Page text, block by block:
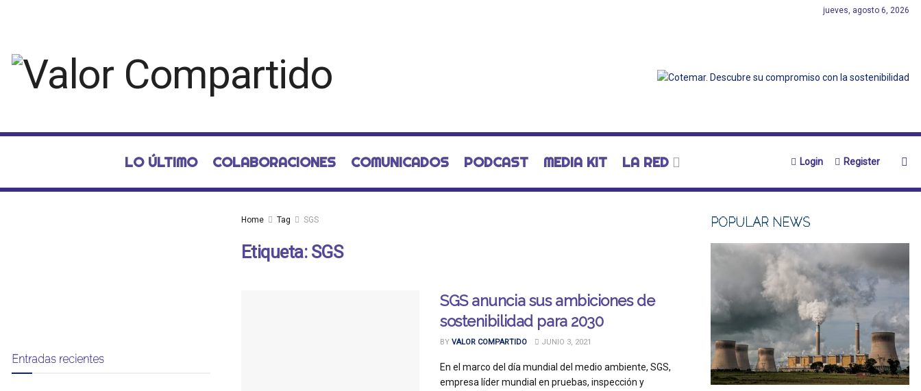
jueves, agosto 6, 2026
LO ÚLTIMO COLABORACIONES COMUNICADOS PODCAST MEDIA KIT LA RED Login Register
Home Tag SGS
Etiqueta: SGS
SGS anuncia sus ambiciones de
sostenibilidad para 2030
BY VALOR COMPARTIDO JUNIO 3, 2021
En el marco del día mundial del medio ambiente, SGS,
empresa líder mundial en pruebas, inspección y
Entradas recientes
POPULAR NEWS